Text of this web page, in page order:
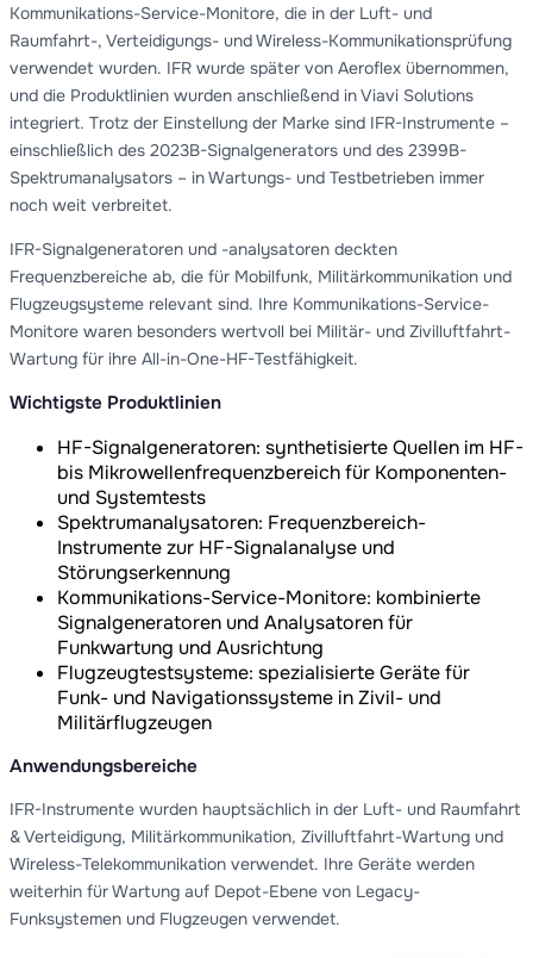
Kommunikations-Service-Monitore, die in der Luft- und
Raumfahrt-, Verteidigungs- und Wireless-Kommunikationsprüfung
verwendet wurden. IFR wurde später von Aeroflex übernommen,
und die Produktlinien wurden anschließend in Viavi Solutions
integriert. Trotz der Einstellung der Marke sind IFR-Instrumente –
einschließlich des 2023B-Signalgenerators und des 2399B-
Spektrumanalysators – in Wartungs- und Testbetrieben immer
noch weit verbreitet.
IFR-Signalgeneratoren und -analysatoren deckten
Frequenzbereiche ab, die für Mobilfunk, Militärkommunikation und
Flugzeugsysteme relevant sind. Ihre Kommunikations-Service-
Monitore waren besonders wertvoll bei Militär- und Zivilluftfahrt-
Wartung für ihre All-in-One-HF-Testfähigkeit.
Wichtigste Produktlinien
HF-Signalgeneratoren: synthetisierte Quellen im HF-
bis Mikrowellenfrequenzbereich für Komponenten-
und Systemtests
Spektrumanalysatoren: Frequenzbereich-
Instrumente zur HF-Signalanalyse und
Störungserkennung
Kommunikations-Service-Monitore: kombinierte
Signalgeneratoren und Analysatoren für
Funkwartung und Ausrichtung
Flugzeugtestsysteme: spezialisierte Geräte für
Funk- und Navigationssysteme in Zivil- und
Militärflugzeugen
Anwendungsbereiche
IFR-Instrumente wurden hauptsächlich in der Luft- und Raumfahrt
& Verteidigung, Militärkommunikation, Zivilluftfahrt-Wartung und
Wireless-Telekommunikation verwendet. Ihre Geräte werden
weiterhin für Wartung auf Depot-Ebene von Legacy-
Funksystemen und Flugzeugen verwendet.